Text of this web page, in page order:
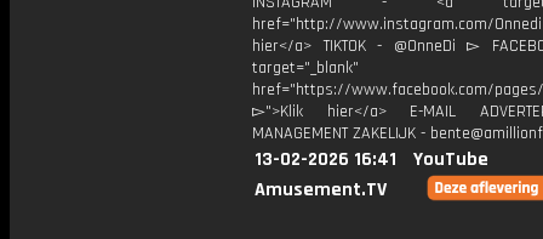
href="http://www.instagram.com/
hier</a> TIKTOK - @OnneDi ▻
target="_blank"
href="https://www.facebook.com/pages/
▻">Klik hier</a> E-MAIL
MANAGEMENT ZAKELIJK -
13-02-2026 16:41
YouTube
Amusement.TV